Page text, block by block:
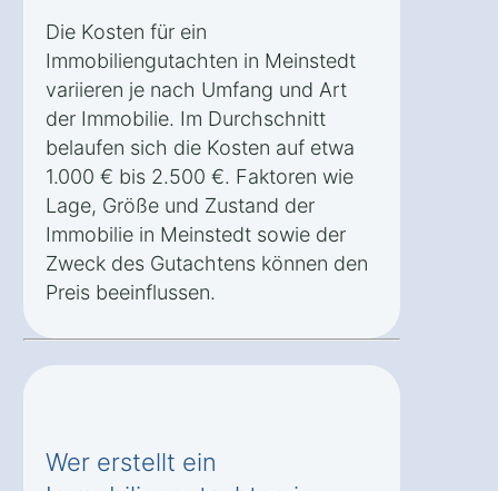
Die Kosten für ein
Immobiliengutachten in Meinstedt
variieren je nach Umfang und Art
der Immobilie. Im Durchschnitt
belaufen sich die Kosten auf etwa
1.000 € bis 2.500 €. Faktoren wie
Lage, Größe und Zustand der
Immobilie in Meinstedt sowie der
Zweck des Gutachtens können den
Preis beeinflussen.
Wer erstellt ein